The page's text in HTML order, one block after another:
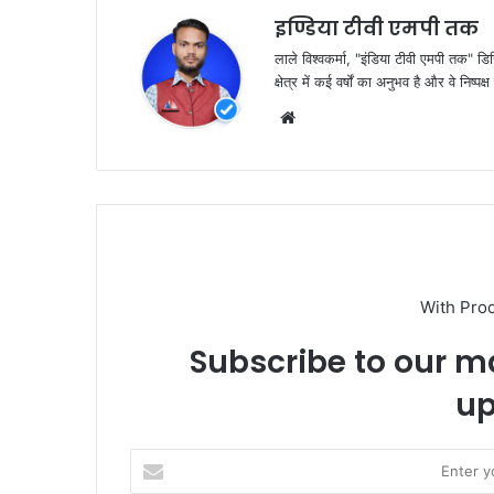
k
इण्डिया टीवी एमपी तक
लाले विश्वकर्मा, "इंडिया टीवी एमपी
क्षेत्र में कई वर्षों का अनुभव है और वे
With
Subscribe to our
your